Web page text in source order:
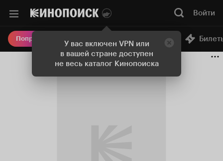
У вас включен VPN или
в вашей стране доступен
не весь каталог Кинопоиска
Войти
Попробовать Плюс Онлайн-кинотеатр